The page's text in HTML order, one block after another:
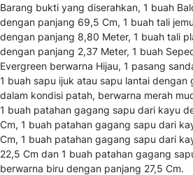
Barang bukti yang diserahkan, 1 buah
dengan panjang 69,5 Cm, 1 buah tali
dengan panjang 8,80 Meter, 1 buah tali
dengan panjang 2,37 Meter, 1 buah
Evergreen berwarna Hijau, 1 pasang
1 buah sapu ijuk atau sapu lantai dengan
dalam kondisi patah, berwarna merah
1 buah patahan gagang sapu dari kayu
Cm, 1 buah patahan gagang sapu dari
Cm, 1 buah patahan gagang sapu dari
22,5 Cm dan 1 buah patahan gagang
berwarna biru dengan panjang 27,5 Cm.